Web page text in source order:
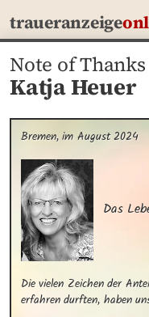
traueranzeige
Note of Thanks
Katja Heuer
Bremen, im August 2024
Das
Die vielen Zeichen der
erfahren durften, haben